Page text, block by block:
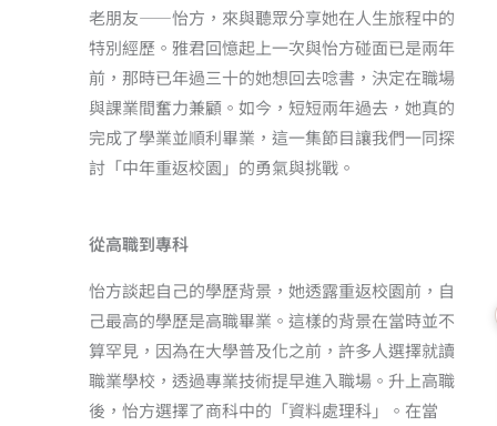
老朋友——怡方，來與聽眾分享她在人生旅程中的
特別經歷。雅君回憶起上一次與怡方碰面已是兩年
前，那時已年過三十的她想回去唸書，決定在職場
與課業間奮力兼顧。如今，短短兩年過去，她真的
完成了學業並順利畢業，這一集節目讓我們一同探
討「中年重返校園」的勇氣與挑戰。
從高職到專科
怡方談起自己的學歷背景，她透露重返校園前，自
己最高的學歷是高職畢業。這樣的背景在當時並不
算罕見，因為在大學普及化之前，許多人選擇就讀
職業學校，透過專業技術提早進入職場。升上高職
後，怡方選擇了商科中的「資料處理科」。在當